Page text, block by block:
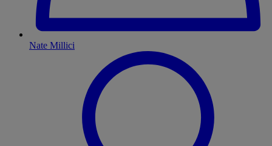
Nate Millici